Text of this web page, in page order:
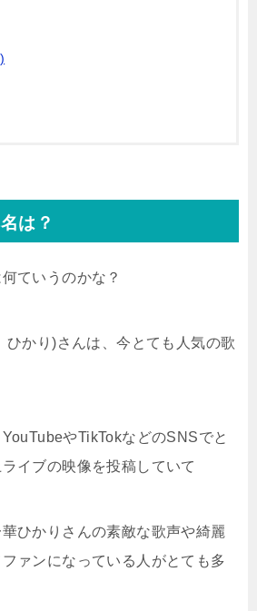
は？
ていうのかな？
かり)さんは、今とても人気の歌
やTikTokなどのSNSでと
イブの映像を投稿していて
ひかりさんの素敵な歌声や綺麗
ァンになっている人がとても多